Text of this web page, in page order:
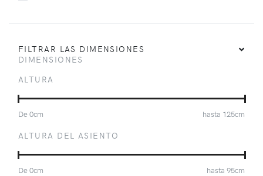
FILTRAR LAS DIMENSIONES
DIMENSIONES
ALTURA
De0cm hasta 125cm
ALTURA DEL ASIENTO
De0cm hasta 95cm